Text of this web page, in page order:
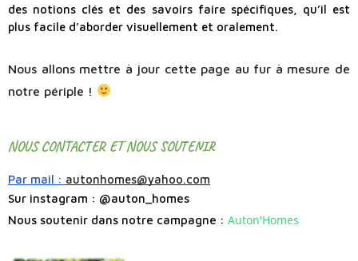
des notions clés et des savoirs faire spécifiques, qu’il est
plus facile d’aborder visuellement et oralement.
Nous allons mettre à jour cette page au fur à mesure de
notre périple !
NOUS CONTACTER ET NOUS SOUTENIR
Par mail : autonhomes@yahoo.com
Sur instagram : @auton_homes
Nous soutenir dans notre campagne : Auton'Homes